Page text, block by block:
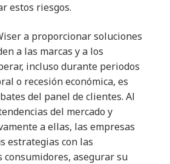
estos riesgos.
a proporcionar soluciones
a las marcas y a los
incluso durante periodos
o recesión económica, es
del panel de clientes. Al
del mercado y
a ellas, las empresas
estrategias con las
consumidores, asegurar su